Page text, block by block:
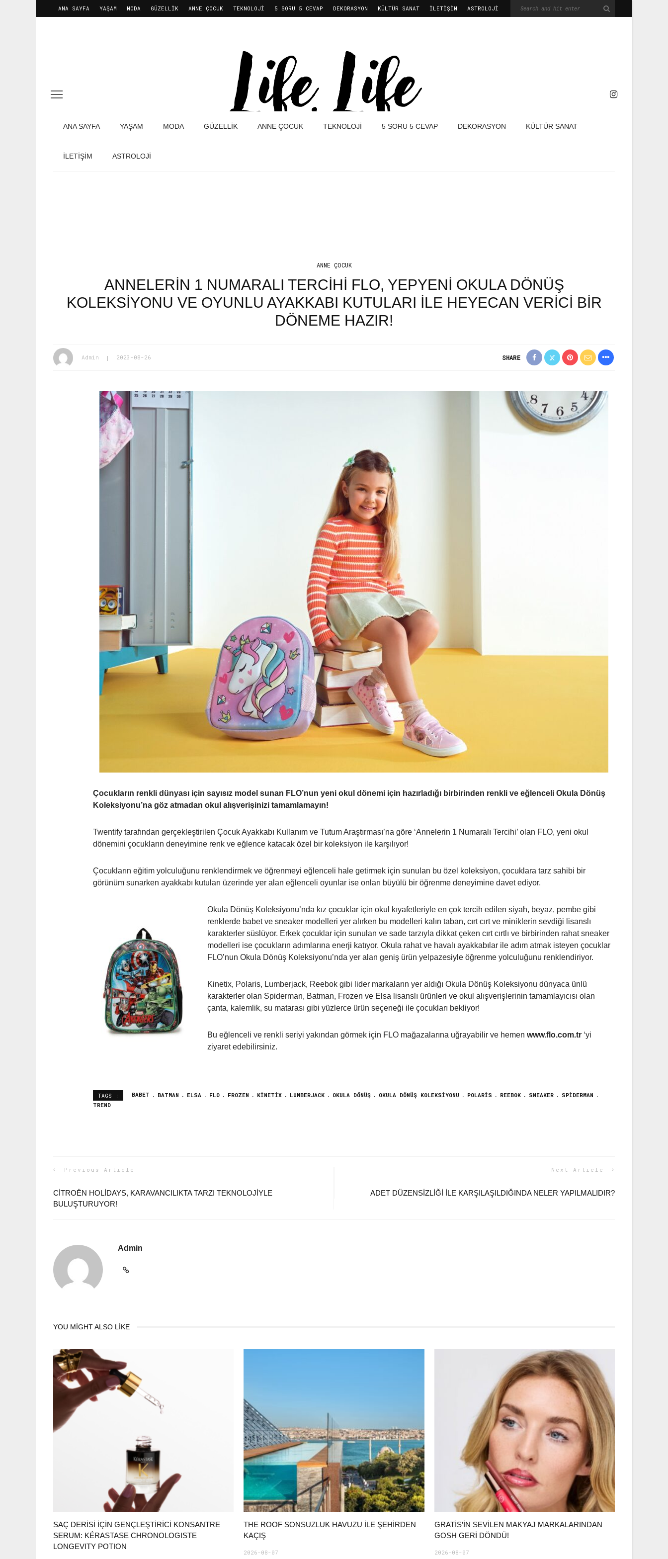
ANA SAYFA YAŞAM MODA GÜZELLIK ANNE ÇOCUK TEKNOLOJI 5 SORU 5 CEVAP DEKORASYON KÜLTÜR SANAT İLETIŞIM ASTROLOJİ
ANA SAYFA YAŞAM MODA GÜZELLIK ANNE ÇOCUK TEKNOLOJI 5 SORU 5 CEVAP DEKORASYON KÜLTÜR SANAT
İLETIŞIM ASTROLOJİ
ANNE ÇOCUK
ANNELERIN 1 NUMARALI TERCIHI FLO, YEPYENI OKULA DÖNÜŞ
KOLEKSIYONU VE OYUNLU AYAKKABI KUTULARI ILE HEYECAN VERICI BIR
DÖNEME HAZIR!
Admin 2023-08-26 SHARE
Çocukların renkli dünyası için sayısız model sunan FLO’nun yeni okul dönemi için hazırladığı birbirinden renkli ve eğlenceli Okula Dönüş
Koleksiyonu’na göz atmadan okul alışverişinizi tamamlamayın!
Twentify tarafından gerçekleştirilen Çocuk Ayakkabı Kullanım ve Tutum Araştırması’na göre ‘Annelerin 1 Numaralı Tercihi’ olan FLO, yeni okul
dönemini çocukların deneyimine renk ve eğlence katacak özel bir koleksiyon ile karşılıyor!
Çocukların eğitim yolculuğunu renklendirmek ve öğrenmeyi eğlenceli hale getirmek için sunulan bu özel koleksiyon, çocuklara tarz sahibi bir
görünüm sunarken ayakkabı kutuları üzerinde yer alan eğlenceli oyunlar ise onları büyülü bir öğrenme deneyimine davet ediyor.
Okula Dönüş Koleksiyonu’nda kız çocuklar için okul kıyafetleriyle en çok tercih edilen siyah, beyaz, pembe gibi
renklerde babet ve sneaker modelleri yer alırken bu modelleri kalın taban, cırt cırt ve miniklerin sevdiği lisanslı
karakterler süslüyor. Erkek çocuklar için sunulan ve sade tarzıyla dikkat çeken cırt cırtlı ve birbirinden rahat sneaker
modelleri ise çocukların adımlarına enerji katıyor. Okula rahat ve havalı ayakkabılar ile adım atmak isteyen çocuklar
FLO’nun Okula Dönüş Koleksiyonu’nda yer alan geniş ürün yelpazesiyle öğrenme yolculuğunu renklendiriyor.
Kinetix, Polaris, Lumberjack, Reebok gibi lider markaların yer aldığı Okula Dönüş Koleksiyonu dünyaca ünlü
karakterler olan Spiderman, Batman, Frozen ve Elsa lisanslı ürünleri ve okul alışverişlerinin tamamlayıcısı olan
çanta, kalemlik, su matarası gibi yüzlerce ürün seçeneği ile çocukları bekliyor!
Bu eğlenceli ve renkli seriyi yakından görmek için FLO mağazalarına uğrayabilir ve hemen www.flo.com.tr ‘yi
ziyaret edebilirsiniz.
TAGS : BABET BATMAN ELSA FLO FROZEN KINETIX LUMBERJACK OKULA DÖNÜŞ OKULA DÖNÜŞ KOLEKSIYONU POLARIS REEBOK SNEAKER
SPIDERMAN
TREND
Previous Article
CITROËN HOLIDAYS, KARAVANCILIKTA TARZI TEKNOLOJIYLE
BULUŞTURUYOR!
Next Article
ADET DÜZENSİZLİĞİ İLE KARŞILAŞILDIĞINDA NELER YAPILMALIDIR?
Admin
YOU MIGHT ALSO LIKE
SAÇ DERİSİ İÇİN GENÇLEŞTİRİCİ KONSANTRE
SERUM: KÉRASTASE CHRONOLOGISTE
LONGEVITY POTION
THE ROOF SONSUZLUK HAVUZU ILE ŞEHIRDEN
KAÇIŞ
2026-08-07
GRATIS’IN SEVILEN MAKYAJ MARKALARINDAN
GOSH GERI DÖNDÜ!
2026-08-07